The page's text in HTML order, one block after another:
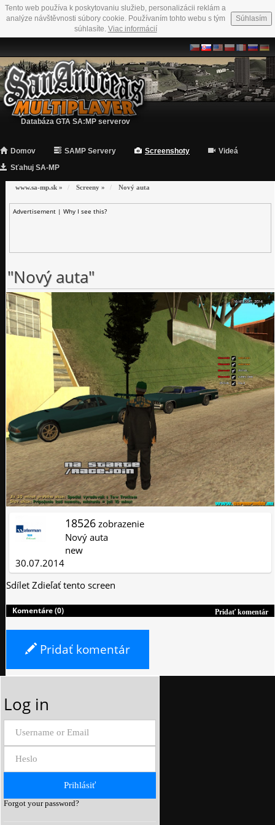
Tento web používa k poskytovaniu služieb, personalizácii reklám a
analýze návštěvnosti súbory cookie. Používaním tohto webu s tým
súhlasíte. Viac informácií
Súhlasím
Databáza GTA SA:MP serverov
Domov SAMP Servery Screenshoty
Videá
Sťahuj SA-MP
www.sa-mp.sk » Screeny » Nový auta
Advertisement | Why I see this?
"Nový auta"
18526 zobrazenie
Nový auta
new
30.07.2014
Sdílet Zdieľať tento screen
Pridať komentár
Komentáre (0)
Pridať komentár
Log in
Forgot your password?